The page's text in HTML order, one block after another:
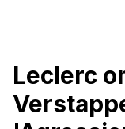
Leclerc